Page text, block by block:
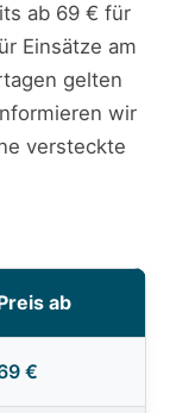
ab 69 € für
Einsätze am
gelten
wir
versteckte
ab
€